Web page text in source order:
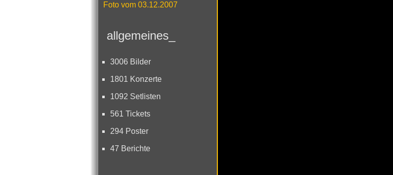
Foto vom 03.12.2007
allgemeines_
3006 Bilder
1801 Konzerte
1092 Setlisten
561 Tickets
294 Poster
47 Berichte